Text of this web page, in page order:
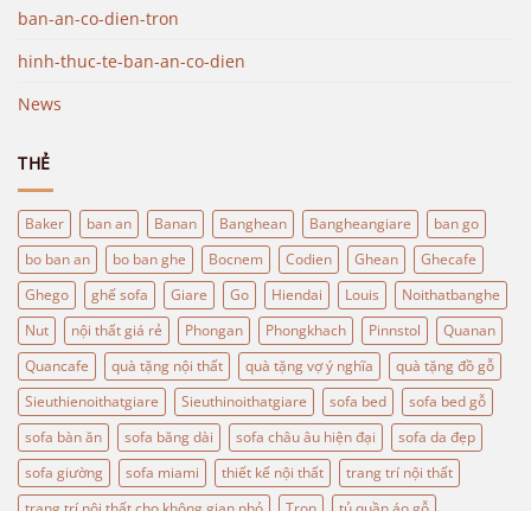
ban-an-co-dien-tron
hinh-thuc-te-ban-an-co-dien
News
THẺ
Baker ban an Banan Banghean Bangheangiare
ban go
bo ban an
bo ban ghe Bocnem Codien Ghean
Ghecafe
Ghego
ghế sofa Giare Go Hiendai Louis
Noithatbanghe
Nut
nội thất giá rẻ Phongan Phongkhach Pinnstol
Quanan
Quancafe
quà tặng nội thất quà tặng vợ ý nghĩa
quà tặng đồ gỗ
Sieuthienoithatgiare
Sieuthinoithatgiare sofa bed
sofa bed gỗ
sofa bàn ăn
sofa băng dài sofa châu âu hiện đại
sofa da đẹp
sofa giường
sofa miami thiết kế nội thất
trang trí nội thất